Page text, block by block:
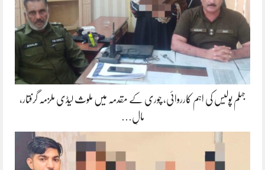
جہلم پولیس کی اہم کارروائی، چوری کے مقدمہ میں ملوث لیڈی ملزمہ گرفتار،
مالِ…